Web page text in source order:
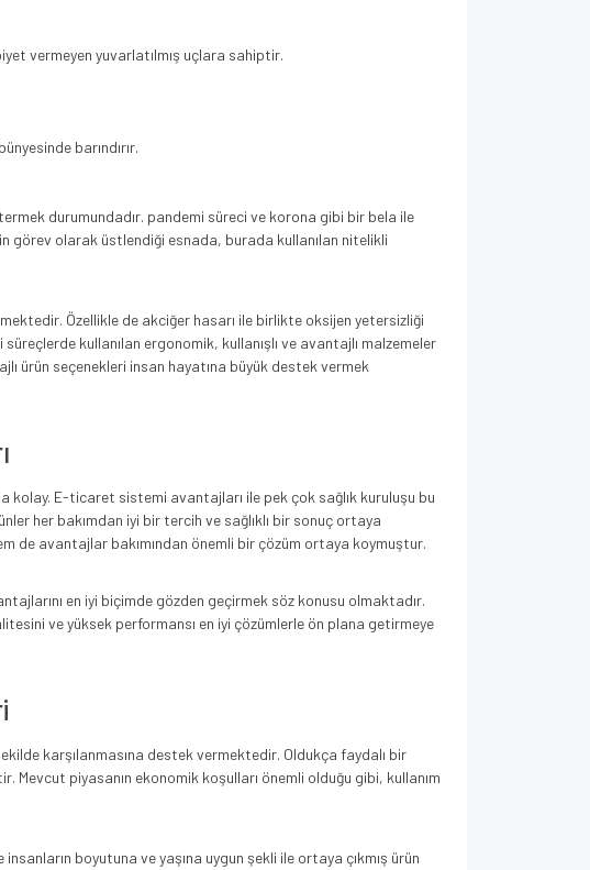
vermeyen yuvarlatılmış uçlara sahiptir.
barındırır.
durumundadır. pandemi süreci ve korona gibi bir bela ile
görev olarak üstlendiği esnada, burada kullanılan nitelikli
Özellikle de akciğer hasarı ile birlikte oksijen yetersizliği
kullanılan ergonomik, kullanışlı ve avantajlı malzemeler
ürün seçenekleri insan hayatına büyük destek vermek
kolay. E-ticaret sistemi avantajları ile pek çok sağlık kuruluşu bu
her bakımdan iyi bir tercih ve sağlıklı bir sonuç ortaya
de avantajlar bakımından önemli bir çözüm ortaya koymuştur.
en iyi biçimde gözden geçirmek söz konusu olmaktadır.
ve yüksek performansı en iyi çözümlerle ön plana getirmeye
karşılanmasına destek vermektedir. Oldukça faydalı bir
Mevcut piyasanın ekonomik koşulları önemli olduğu gibi, kullanım
boyutuna ve yaşına uygun şekli ile ortaya çıkmış ürün